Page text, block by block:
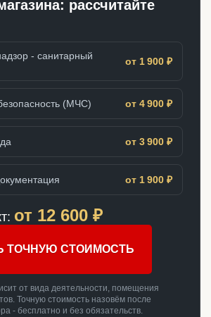
рассчитайте
- санитарный
от 1 900 ₽
(МЧС) от 4 900 ₽
от 3 900 ₽
от 1 900 ₽
от 12 600 ₽
ТОЧНУЮ СТОИМОСТЬ
от вида деятельности, помещения
Точную стоимость назовём после
- бесплатно и без обязательств.